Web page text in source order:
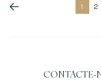
1 2
CONTACTE-